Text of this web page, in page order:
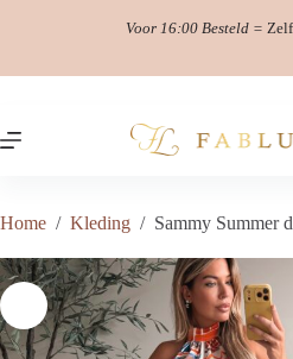
inhoud
Voor 16:00 Besteld =
Home / Kleding / Sammy Summer